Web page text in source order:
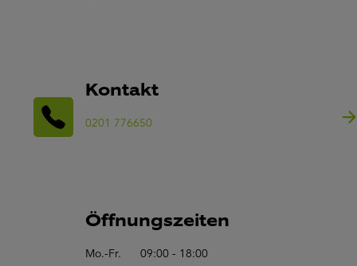
Kontakt
0201 776650
Öffnungszeiten
Mo.-Fr. 09:00 - 18:00